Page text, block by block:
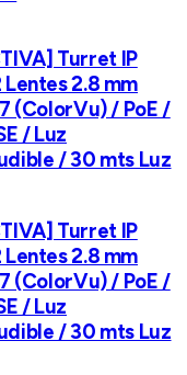
Turret IP
2.8 mm
(ColorVu) / PoE /
/ Luz
/ 30 mts Luz
Turret IP
2.8 mm
(ColorVu) / PoE /
/ Luz
/ 30 mts Luz